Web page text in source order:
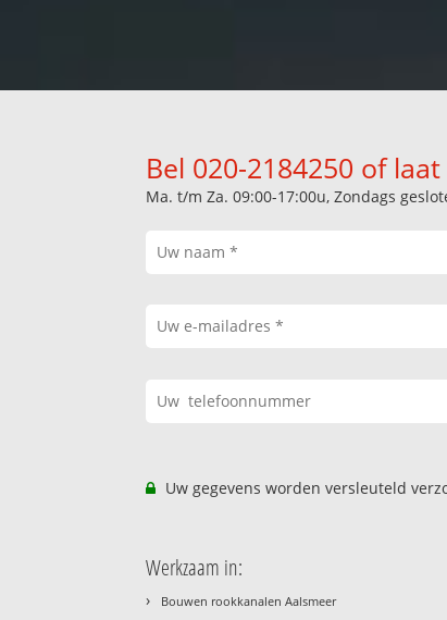
Bel 020-2184250 of
Ma. t/m Za. 09:00-17:00u, Zondags
Uw gegevens worden versleuteld
Werkzaam in:
› Bouwen rookkanalen Aalsmeer